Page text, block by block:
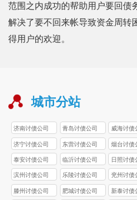
范围之内成功的帮助用户要回债
解决了要不回来帐导致资金周转
得用户的欢迎。
城市分站
济南讨债公司 青岛讨债公司 威海讨债
济宁讨债公司 东营讨债公司 烟台讨债
泰安讨债公司 临沂讨债公司 日照讨债
滨州讨债公司 乐陵讨债公司 兖州讨债
滕州讨债公司 肥城讨债公司 新泰讨债